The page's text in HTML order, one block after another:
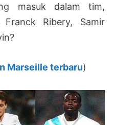
masuk dalam tim,
Ribery, Samir
Marseille terbaru)